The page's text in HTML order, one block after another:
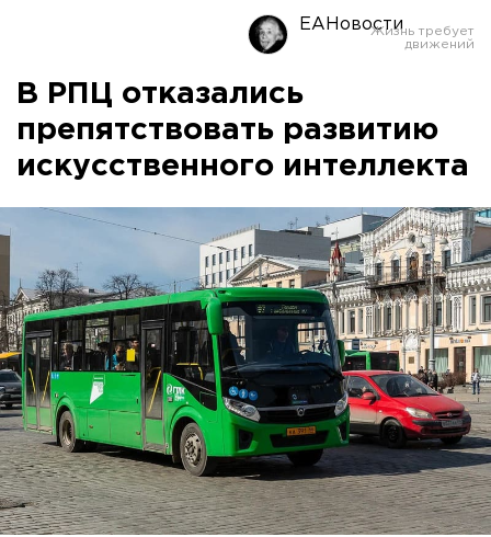
ЕАНовости
В РПЦ отказались
препятствовать развитию
искусственного интеллекта